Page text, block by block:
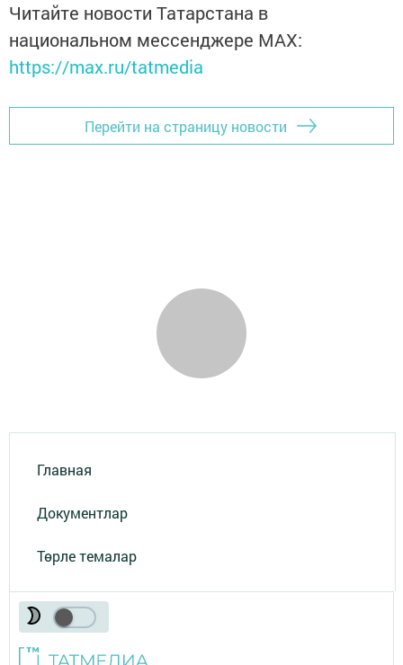
Читайте новости Татарстана в
национальном мессенджере MАХ:
https://max.ru/tatmedia
Перейти на страницу новости
Главная
Документлар
Төрле темалар